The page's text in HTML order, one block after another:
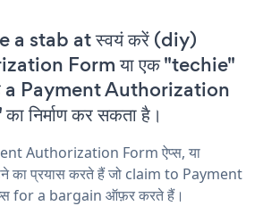
a stab at स्वयं करें (diy)
Form या एक "techie"
वह a Payment Authorization
निर्माण कर सकता है।
Authorization Form ऐप्स, या
प्रयास करते हैं जो claim to Payment
for a bargain ऑफ़र करते हैं।